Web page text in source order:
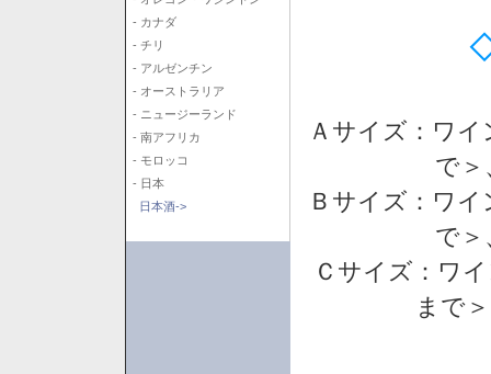
- カナダ
- チリ
- アルゼンチン
- オーストラリア
- ニュージーランド
- 南アフリカ
- モロッコ
- 日本
日本酒->
Ａサイズ：ワ
で
Ｂサイズ：ワ
で
Ｃサイズ：ワ
まで